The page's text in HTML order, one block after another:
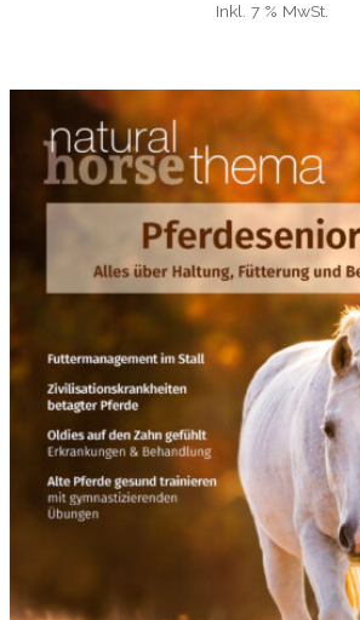
Inkl. 7 % MwSt.